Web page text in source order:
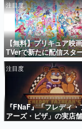
電ファミのいま読まれ
アプリセール情報
インタビュー
連載・特
殿堂入
SNS拡散
ど。多く
事をまと
注目度
【無料】プリキュア映
TVerで新たに配信スタ
んと2018年～2024年の
すべてが見放題に、ぶ
ありえないラインナップ
注目度
『FNaF』「フレディ
アーズ・ピザ」の実店
リカの商業施設「